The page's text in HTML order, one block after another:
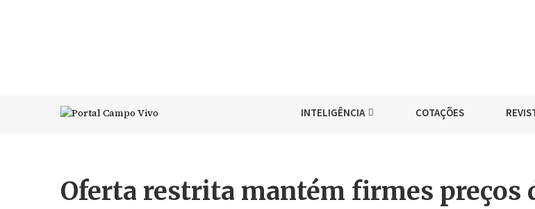
INTELIGÊNCIA COTAÇÕES
Oferta restrita mantém firmes preços